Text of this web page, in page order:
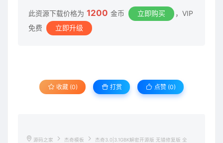
此资源下载价格为 1200 金币 立即购买
，VIP
免费
立即升级
收藏 (0) 打赏 点赞 (0)
源码之家 杰奇模板 杰奇3.0|3.1GBK解密开源版 无错修复版 全